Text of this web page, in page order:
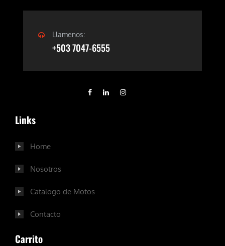
Llamenos:
+503 7047-6555
Links
Home
Nosotros
Catalogo de Motos
Contacto
Carrito